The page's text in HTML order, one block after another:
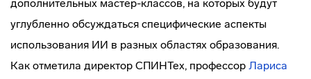
дополнительных мастер-классов, на которых будут
углубленно обсуждаться специфические аспекты
использования ИИ в разных областях образования.
Как отметила директор СПИНТех, профессор Лариса